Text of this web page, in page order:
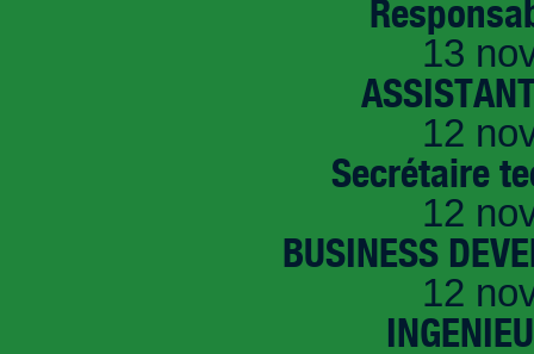
13
12
Secrétaire
12
BUSINESS
12